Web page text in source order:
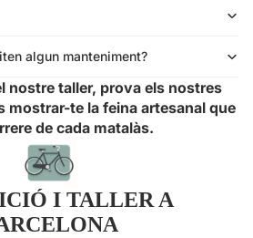
algun manteniment?
nostre taller, prova els nostres
mostrar-te la feina artesanal que
de cada matalàs.
I TALLER A